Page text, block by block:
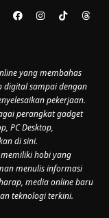
yang membahas
sampai dengan
pekerjaan.
perangkat gadget
PC Desktop,
di sini.
hobi yang
menulis informasi
media online baru
teknologi terkini.